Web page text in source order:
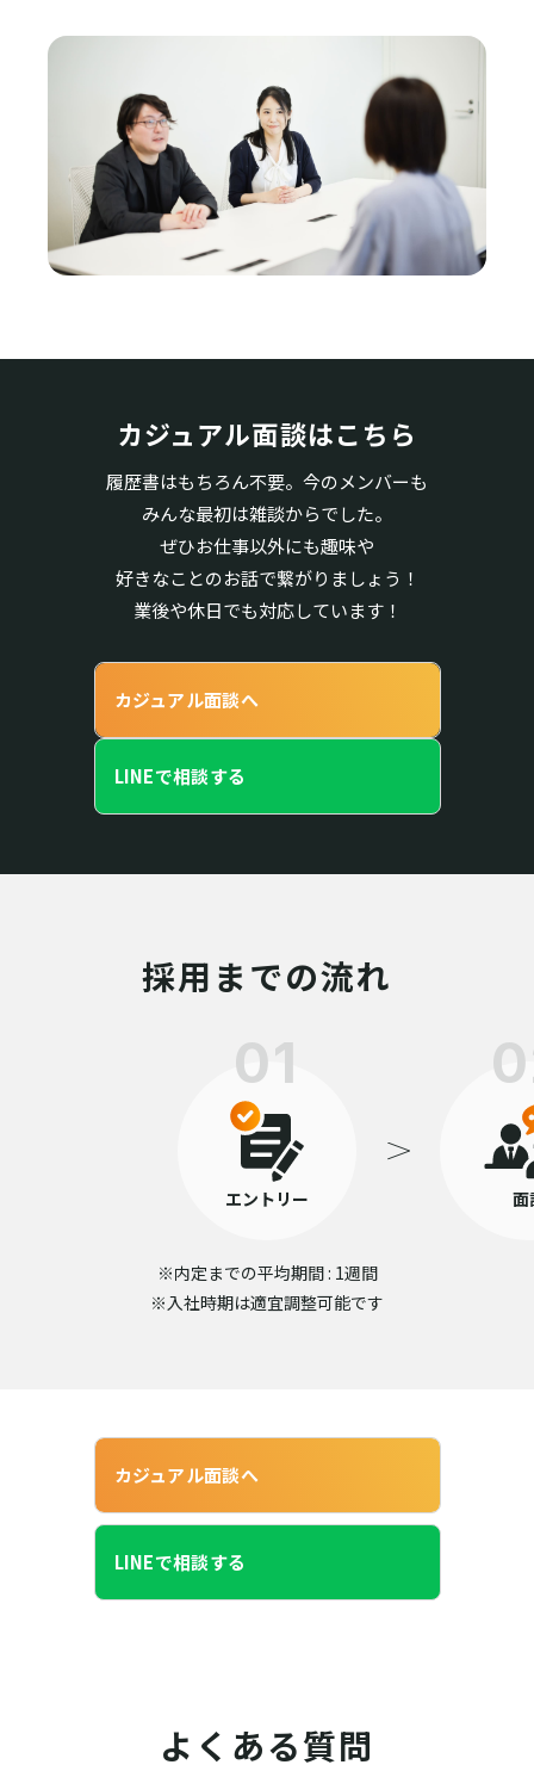
カジュアル面談はこちら
履歴書はもちろん不要。今のメンバーも
みんな最初は雑談からでした。
ぜひお仕事以外にも趣味や
好きなことのお話で繋がりましょう！
業後や休日でも対応しています！
カジュアル面談へ
LINEで相談する
採用までの流れ
01
エントリー 面
※内定までの平均期間 : 1週間
※入社時期は適宜調整可能です
カジュアル面談へ
LINEで相談する
よくある質問